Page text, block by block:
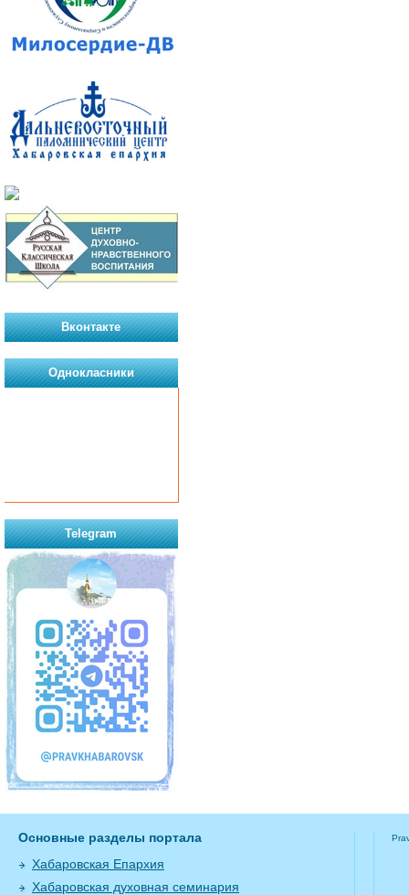
Вконтакте
Однокласники
Telegram
Основные разделы портала
Хабаровская Епархия
Хабаровская духовная семинария